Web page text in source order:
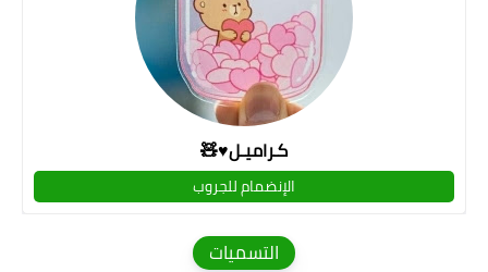
كـراميـل♥🧸
الإنضمام للجروب
التسميات